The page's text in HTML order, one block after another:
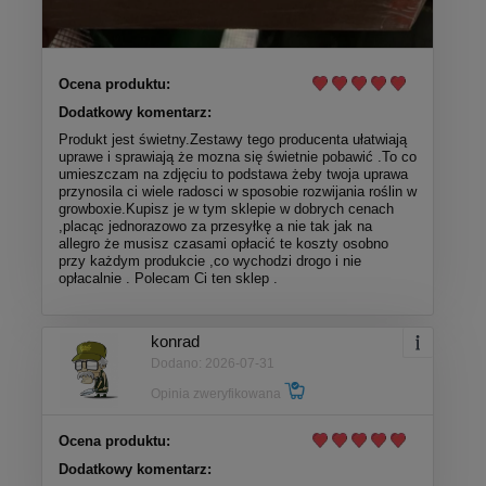
Ocena produktu:
Dodatkowy komentarz:
Produkt jest świetny.Zestawy tego producenta ułatwiają
uprawe i sprawiają że mozna się świetnie pobawić .To co
umieszczam na zdjęciu to podstawa żeby twoja uprawa
przynosila ci wiele radosci w sposobie rozwijania roślin w
growboxie.Kupisz je w tym sklepie w dobrych cenach
,placąc jednorazowo za przesyłkę a nie tak jak na
allegro że musisz czasami opłacić te koszty osobno
przy każdym produkcie ,co wychodzi drogo i nie
opłacalnie . Polecam Ci ten sklep .
konrad
Dodano: 2026-07-31
Opinia zweryfikowana
Ocena produktu:
Dodatkowy komentarz: